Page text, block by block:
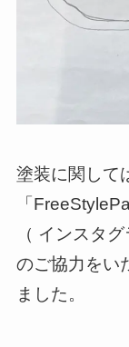
塗装に関して
「
（ インスタ
のご協力をい
ました。